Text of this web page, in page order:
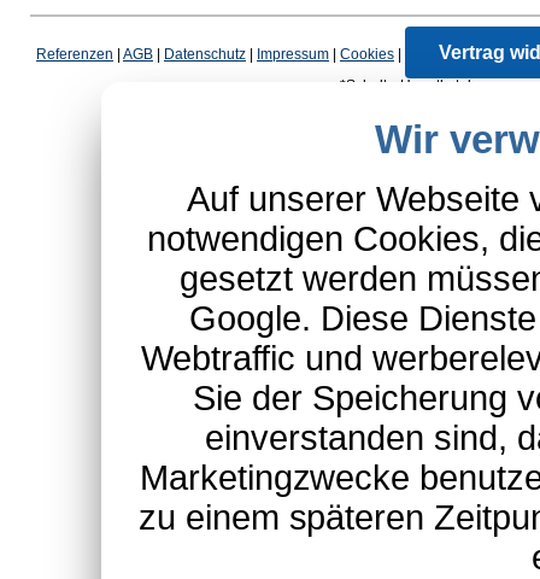
Referenzen AGB Datenschutz Impressum Cookies Vertrag
*Schulte-Hauptkatalog,
Wir
Auf unserer Webseite
notwendigen Cookies,
gesetzt werden
Google. Diese
Webtraffic und
Sie der Speicherung
einverstanden sind,
Marketingzwecke
zu einem späteren